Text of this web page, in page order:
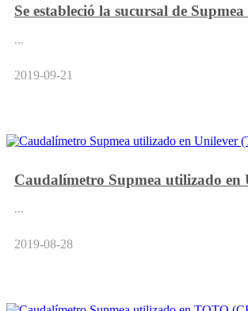
Se estableció la sucursal de
...
2019-09-21
...
2019-08-28